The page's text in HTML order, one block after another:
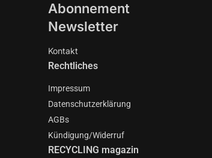
Abonnement
Newsletter
Kontakt
Rechtliches
Impressum
Datenschutzerklärung
AGBs
Kündigung/Widerruf
RECYCLING magazin